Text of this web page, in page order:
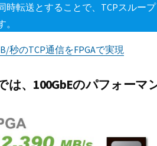
時転送とすることで、TCPスルー
秒のTCP通信をFPGAで実現
は、100GbEのパフォー